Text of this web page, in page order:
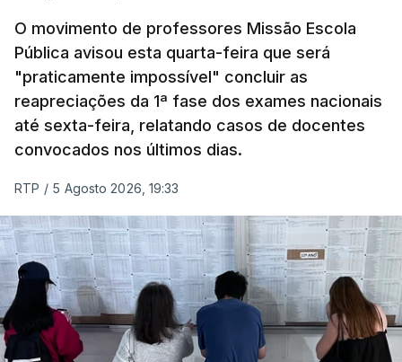
O movimento de professores Missão Escola
Pública avisou esta quarta-feira que será
"praticamente impossível" concluir as
reapreciações da 1ª fase dos exames nacionais
até sexta-feira, relatando casos de docentes
convocados nos últimos dias.
RTP / 5 Agosto 2026, 19:33